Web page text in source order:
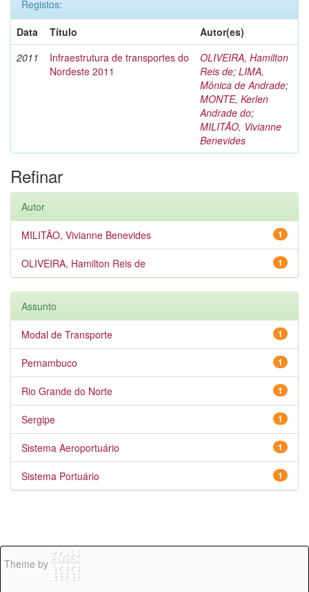
Registos:
Data
Título
Autor(es)
2011
Infraestrutura de transportes do
Nordeste 2011
OLIVEIRA, Hamilton
Reis de; LIMA,
Mônica de Andrade;
MONTE, Kerlen
Andrade do;
MILITÃO, Vivianne
Benevides
Refinar
Autor
1
MILITÃO, Vivianne Benevides
1
OLIVEIRA, Hamilton Reis de
Assunto
1
Modal de Transporte
1
Pernambuco
1
Rio Grande do Norte
1
Sergipe
1
Sistema Aeroportuário
1
Sistema Portuário
Theme by